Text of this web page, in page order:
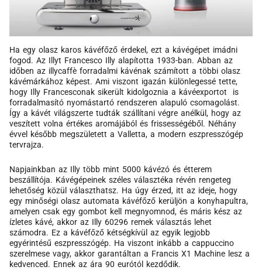
Ha egy olasz karos kávéfőző érdekel, ezt a kávégépet imádni
fogod. Az Illyt Francesco Illy alapította 1933-ban. Abban az
időben az illycaffè forradalmi kávénak számított a többi olasz
kávémárkához képest. Ami viszont igazán különlegessé tette,
hogy Illy Francesconak sikerült kidolgoznia a kávéexportot is
forradalmasító nyomástartó rendszeren alapuló csomagolást.
Így a kávét világszerte tudták szállítani végre anélkül, hogy az
veszített volna értékes aromájából és frissességéből. Néhány
évvel később megszületett a Valletta, a modern eszpresszógép
tervrajza.
Napjainkban az Illy több mint 5000 kávézó és étterem
beszállítója. Kávégépeinek széles választéka révén rengeteg
lehetőség közül választhatsz. Ha úgy érzed, itt az ideje, hogy
egy minőségi olasz automata kávéfőző kerüljön a konyhapultra,
amelyen csak egy gombot kell megnyomnod, és máris kész az
ízletes kávé, akkor az Illy 60296 remek választás lehet
számodra. Ez a kávéfőző kétségkívül az egyik legjobb
egyérintésű eszpresszógép. Ha viszont inkább a cappuccino
szerelmese vagy, akkor garantáltan a Francis X1 Machine lesz a
kedvenced. Ennek az ára 90 eurótól kezdődik.